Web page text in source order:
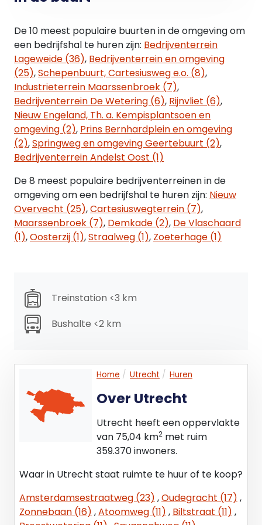
- Betegelde toiletruimte voorzien van fontein;
- TL-opbouwverlichting;
- Houten trap naar verdieping;
- Brandslanghaspel;
- Krachtstroomaansluitingen;
- Elektrische overheaddeur;
- Heater;
- Gladde betonvloer;
- Deels betegelde muren.
1e verdieping (kantoorruimte)
- Pantry met spoelbak;
- CV met radiatoren;
- Systeemplafond voorzien van ingebouwde
verlichtingsarmaturen in de kantoorruimte;
- Afgewerkte wanden op de verdieping voorzien
- Te openen ramen;
- Huidige vloerbedekkingen;
- Nood uitverlichting.
het bestemmingsplan ‘Bedrijventerrein Overvecht
1e herziening. Op grond van de planvoorschriften is
de bestemming “bedrijf tot en met categorie 3.1
deels 3.2 van de Staat van Bedrijfsactiviteiten"
alsmede detailhandel in auto’s, motoren, boten en
caravans en de daarmee samenhangende
detailhandel in onderdelen en accessoires, en aan
de bedrijfsactiviteiten ondergeschikte en daarmee
Burgemeester en wethouders zijn bevoegd bij een
De 10 meest populaire buurten in de omgeving om
een bedrijfshal te huren zijn: Bedrijventerrein
Lageweide (36), Bedrijventerrein en omgeving
(25),Schepenbuurt, Cartesiusweg e.o. (8),
Industrieterrein Maarssenbroek (7),
Bedrijventerrein De Wetering (6), Rijnvliet (6),
Nieuw Engeland, Th. a. Kempisplantsoen en
omgeving (2), Prins Bernhardplein en omgeving
(2),Springweg en omgeving Geertebuurt (2),
Bedrijventerrein Andelst Oost (1)
De 8 meest populaire bedrijventerreinen in de
omgeving om een bedrijfshal te huren zijn: Nieuw
Overvecht (25),Cartesiuswegterrein (7),
Maarssenbroek (7), Demkade (2), De Vlaschaard
(1),Oosterzij (1),Straalweg (1), Zoeterhage (1)
Treinstation <3 km
Bushalte <2 km
Home Utrecht Huren
Over Utrecht
Utrecht heeft een oppervlakte
van 75,04 km2 met ruim
359.370 inwoners.
Waar in Utrecht staat ruimte te huur of te koop?
Amsterdamsestraatweg (23) ,Oudegracht (17) ,
Zonnebaan (16) ,Atoomweg (11) , Biltstraat (11) ,